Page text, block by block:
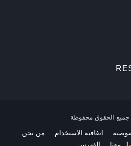
جميع الحقوق محفوظة
اتفاقية الاستخدام
من نحن